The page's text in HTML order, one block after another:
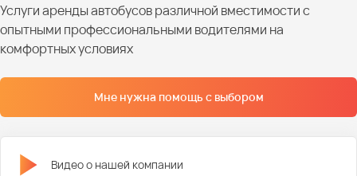
Услуги аренды автобусов различной вместимости с
опытными профессиональными водителями на
комфортных условиях
Мне нужна помощь с выбором
Видео о нашей компании